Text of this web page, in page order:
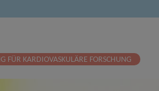
FÜR KARDIOVASKULÄRE FORSCHUNG